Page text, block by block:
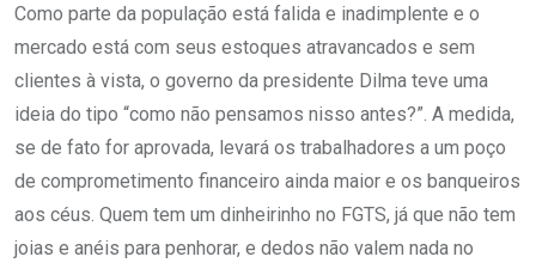
Como parte da população está falida e inadimplente e o
mercado está com seus estoques atravancados e sem
clientes à vista, o governo da presidente Dilma teve uma
ideia do tipo “como não pensamos nisso antes?”. A medida,
se de fato for aprovada, levará os trabalhadores a um poço
de comprometimento financeiro ainda maior e os banqueiros
aos céus. Quem tem um dinheirinho no FGTS, já que não tem
joias e anéis para penhorar, e dedos não valem nada no